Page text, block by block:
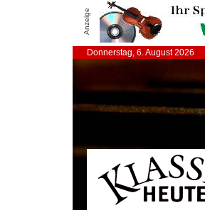
Anzeige
Donnerstag, 6. August 2026